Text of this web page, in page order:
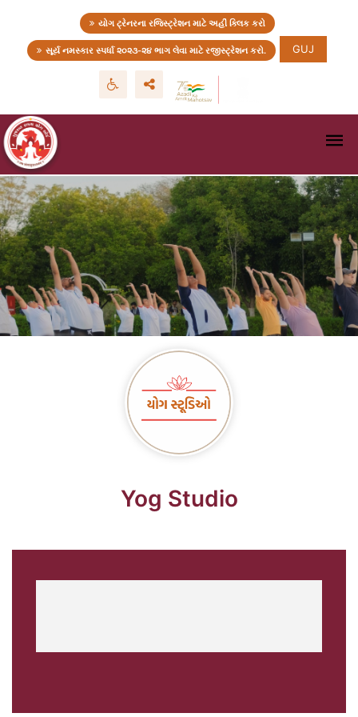
યોગ ટ્રેનરના રજિસ્ટ્રેશન માટે અહીં ક્લિક કરો
સૂર્ય નમસ્કાર સ્પર્ધા ૨૦૨૩-૨૪ ભાગ લેવા માટે રજીસ્ટ્રેશન કરો. GUJ
Yog Studio